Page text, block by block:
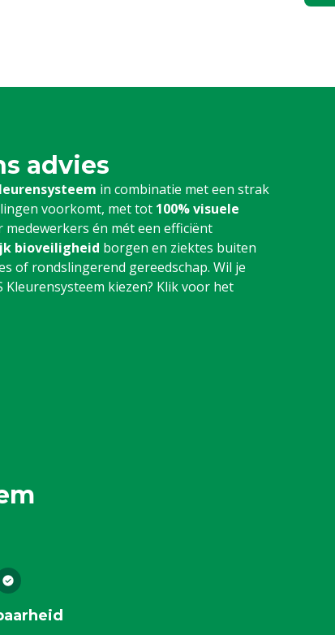
advies
in combinatie met een strak
voorkomt, met tot 100% visuele
én mét een efficiënt
bioveiligheid borgen en ziektes buiten
of rondslingerend gereedschap. Wil je
kiezen? Klik voor het